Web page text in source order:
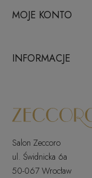
MOJE KONTO
INFORMACJE
Salon Zeccoro
ul. Świdnicka 6a
50-067 Wrocław